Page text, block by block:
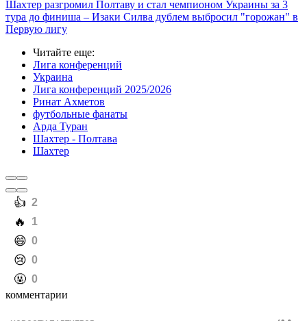
Шахтер разгромил Полтаву и стал чемпионом Украины за 3
тура до финиша – Изаки Силва дублем выбросил "горожан" в
Первую лигу
Читайте еще:
Лига конференций
Украина
Лига конференций 2025/2026
Ринат Ахметов
футбольные фанаты
Арда Туран
Шахтер - Полтава
Шахтер
️👍 2
️🔥 1
️😄 0
️😢 0
️🤬 0
комментарии